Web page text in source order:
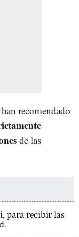
recomendado
de las
para recibir las